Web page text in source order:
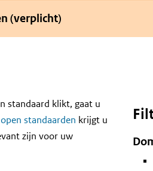
(verplicht)
standaard klikt, gaat u
standaarden krijgt u
zijn voor uw